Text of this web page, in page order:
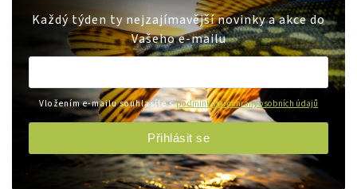
Každý týden ty nejzajímavější novinky a akce do
Vašeho e-mailu
Vložením e-mailu souhlasíte spodmínkami ochrany osobních údajů
Přihlásit se